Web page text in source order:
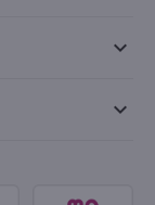
keyboard_arrow_down
keyboard_arrow_down